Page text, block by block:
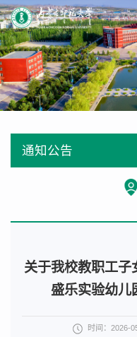
通知公告
关于我校教职工子
盛乐实验幼儿
时间：2026-